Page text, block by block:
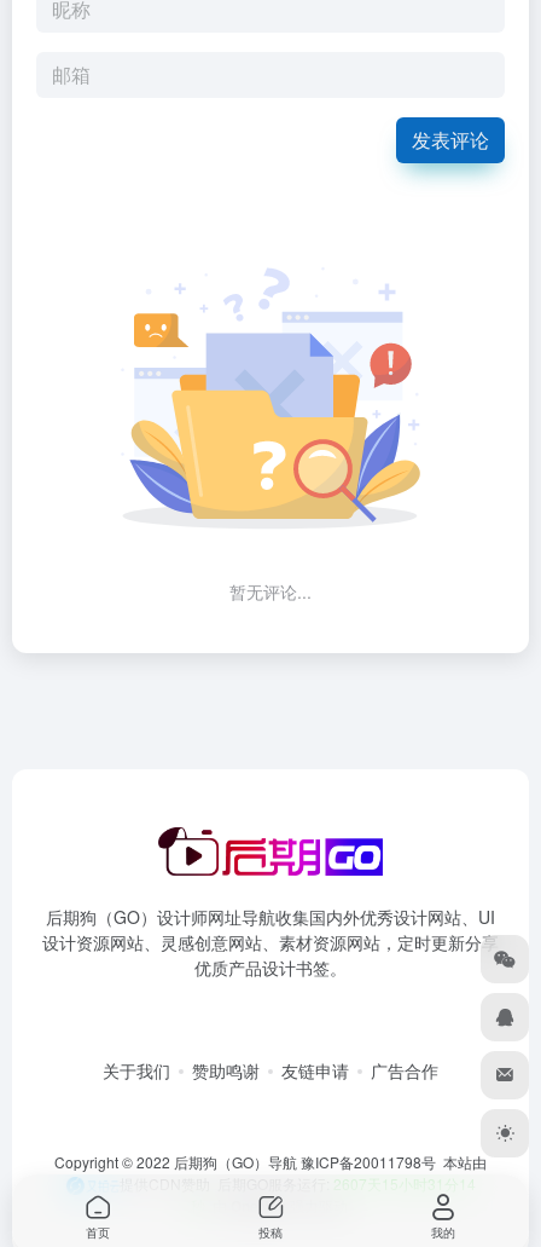
发表评论
暂无评论...
后期狗（GO）设计师网址导航收集国内外优秀设计网站、UI
设计资源网站、灵感创意网站、素材资源网站，定时更新分享
优质产品设计书签。
关于我们 赞助鸣谢 友链申请 广告合作
Copyright © 2022 后期狗（GO）导航豫ICP备20011798号 本站由
2607天15小时31分15
OneNav
首页 投稿 我的